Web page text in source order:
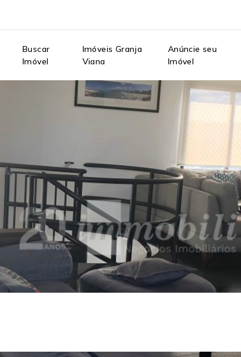
Buscar
Imóvel
Imóveis Granja
Viana
Anúncie seu
Imóvel